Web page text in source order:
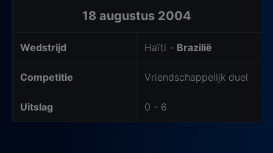
18 augustus 2004
Wedstrijd Haïti - Brazilië
Competitie Vriendschappelijk duel
Uitslag 0 - 6